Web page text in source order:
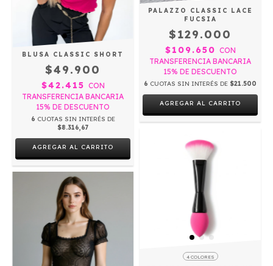
BLUSA CLASSIC SHORT
$49.900
$42.415 CON
TRANSFERENCIA BANCARIA
15% DE DESCUENTO
6 CUOTAS SIN INTERÉS DE
$8.316,67
AGREGAR AL CARRITO
PALAZZO CLASSIC LACE
FUCSIA
$129.000
$109.650 CON
TRANSFERENCIA BANCARIA
15% DE DESCUENTO
6 CUOTAS SIN INTERÉS DE $21.500
AGREGAR AL CARRITO
4 COLORES